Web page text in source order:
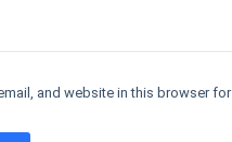
and website in this browser